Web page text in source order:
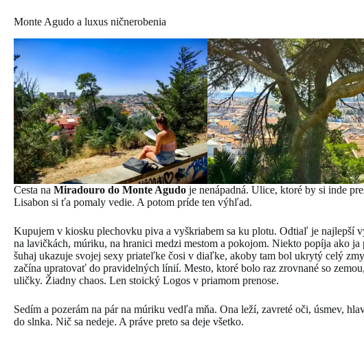
Monte Agudo a luxus ničnerobenia
Cesta na Miradouro do Monte Agudo je nenápadná. Ulice, ktoré by si inde
Lisabon si ťa pomaly vedie. A potom príde ten výhľad.
Kupujem v kiosku plechovku piva a vyškriabem sa ku plotu. Odtiaľ je najlepší
na lavičkách, múriku, na hranici medzi mestom a pokojom. Niekto popíja ako
šuhaj ukazuje svojej sexy priateľke čosi v diaľke, akoby tam bol ukrytý celý
začína upratovať do pravidelných línií. Mesto, ktoré bolo raz zrovnané so
uličky. Žiadny chaos. Len stoický Logos v priamom prenose.
Sedím a pozerám na pár na múriku vedľa mňa. Ona leží, zavreté oči, úsmev,
do slnka. Nič sa nedeje. A práve preto sa deje všetko.